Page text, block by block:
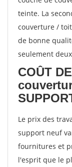
teinte. La
couverture /
de bonne
seulement
COÛT
Le prix des
support neuf
fournitures et
l'esprit que le